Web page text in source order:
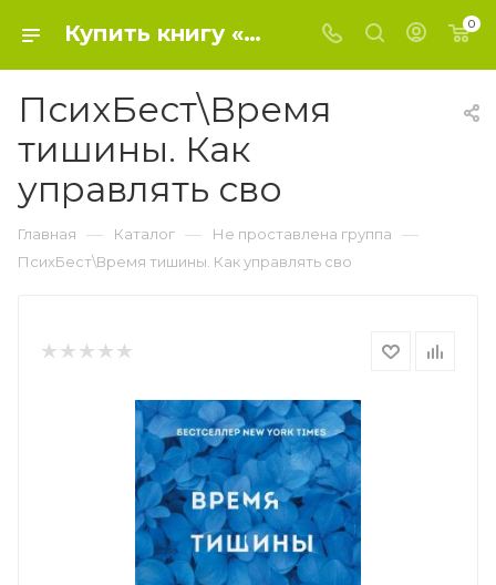
Купить книгу «ПсихБест\Время тишины. Как управлять сво» 2023, Оделл Дженни - Не проставлена группа 0
ПсихБест\Время
тишины. Как
управлять сво
Главная — Каталог — Не проставлена группа —
ПсихБест\Время тишины. Как управлять сво